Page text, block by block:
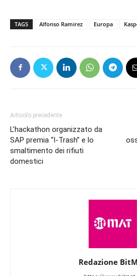
TAGS Alfonso Ramirez Europa
Articolo precedente
L’hackathon organizzato da
SAP premia “I-Trash” e lo
smaltimento dei rifiuti
domestici
Redazione